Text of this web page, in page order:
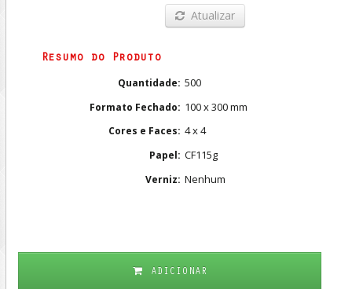
Atualizar
Resumo do Produto
Quantidade: 500
Formato Fechado: 100 x 300 mm
Cores e Faces: 4 x 4
Papel: CF115g
Verniz: Nenhum
ADICIONAR